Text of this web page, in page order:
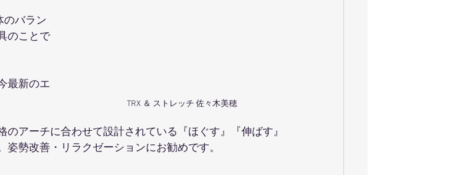
TRX ＆ ストレッチ 佐々木美穂
のバラン
のことで
最新のエ
のアーチに合わせて設計されている『ほぐす』『伸ばす』
勢改善・リラクゼーションにお勧めです。